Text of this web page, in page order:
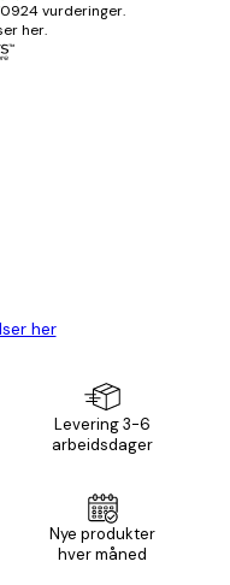
vurderinger.
her.
her
Levering 3-6
arbeidsdager
Nye produkter
hver måned